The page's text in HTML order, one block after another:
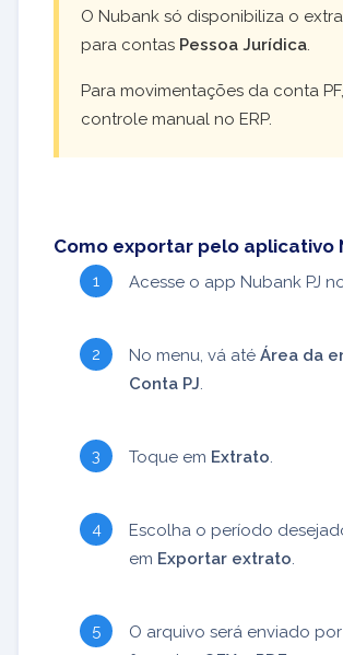
O Nubank só disponibiliza o
para contas Pessoa Jurídica
Para movimentações da conta
controle manual no ERP.
Como exportar pelo aplicativo
Acesse o app Nubank PJ
No menu, vá até Área da
Conta PJ
Toque em Extrato
Escolha o período
em Exportar extrato
O arquivo será enviado